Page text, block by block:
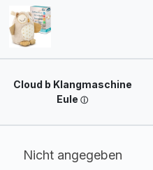
Cloud b Klangmaschine
Eule
Nicht angegeben